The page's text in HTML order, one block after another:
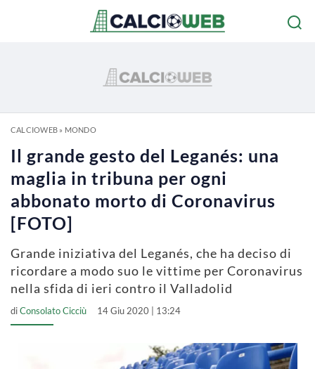
CALCIOWEB» MONDO
Il grande gesto del Leganés: una
maglia in tribuna per ogni
abbonato morto di Coronavirus
[FOTO]
Grande iniziativa del Leganés, che ha deciso di
ricordare a modo suo le vittime per Coronavirus
nella sfida di ieri contro il Valladolid
diConsolato Cicciù 14 Giu 2020 | 13:24